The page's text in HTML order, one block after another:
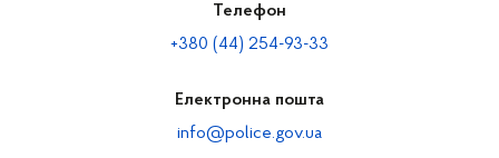
Телефон
+380 (44) 254-93-33
Електронна пошта
info@police.gov.ua